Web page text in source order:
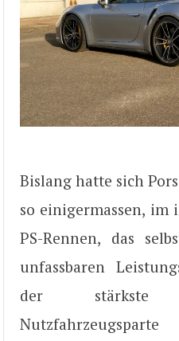
Bislang hatte sich
so einigermassen, im
PS-Rennen, das
unfassbaren
der stärkste